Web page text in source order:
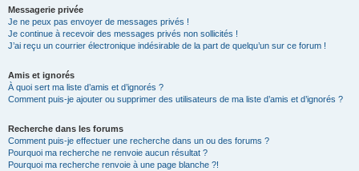
Messagerie privée
Je ne peux pas envoyer de messages privés !
Je continue à recevoir des messages privés non sollicités !
J’ai reçu un courrier électronique indésirable de la part de quelqu’un sur ce forum !
Amis et ignorés
À quoi sert ma liste d’amis et d’ignorés ?
Comment puis-je ajouter ou supprimer des utilisateurs de ma liste d’amis et d’ignorés ?
Recherche dans les forums
Comment puis-je effectuer une recherche dans un ou des forums ?
Pourquoi ma recherche ne renvoie aucun résultat ?
Pourquoi ma recherche renvoie à une page blanche ?!